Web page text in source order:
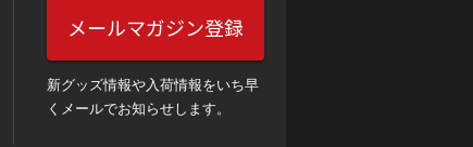
メールマガジン登録
新グッズ情報や入荷情報をいち早
くメールでお知らせします。